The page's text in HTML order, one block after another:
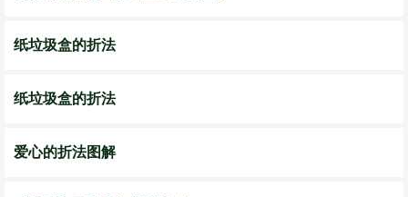
纸垃圾盒的折法
纸垃圾盒的折法
爱心的折法图解